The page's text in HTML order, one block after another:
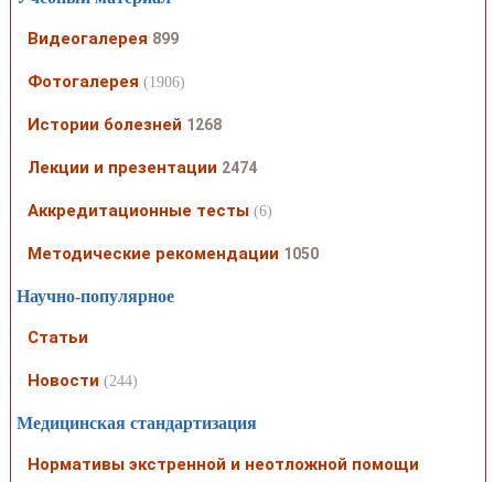
Видеогалерея 899
Фотогалерея (1906)
Истории болезней 1268
Лекции и презентации 2474
Аккредитационные тесты (6)
Методические рекомендации 1050
Научно-популярное
Статьи
Новости (244)
Медицинская стандартизация
Нормативы экстренной и неотложной помощи